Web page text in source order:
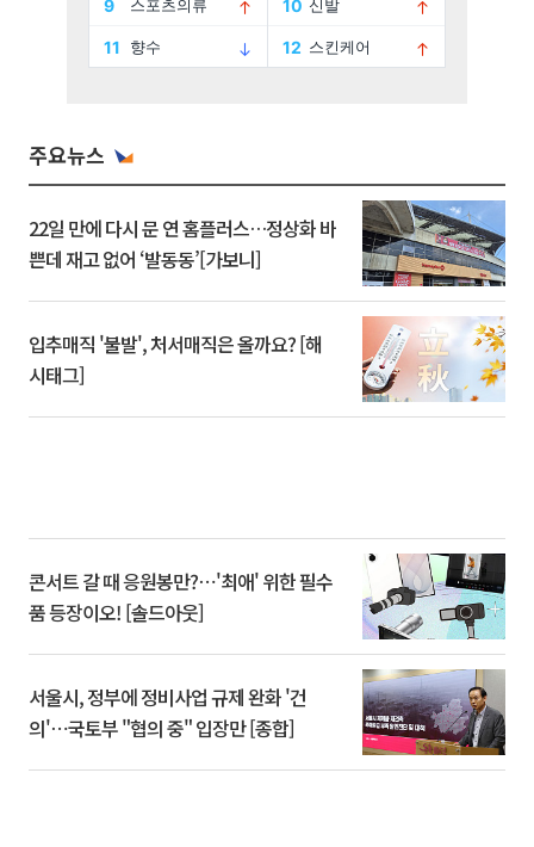
주요뉴스
22일 만에 다시 문 연 홈플러스…정상화 바
쁜데 재고 없어 ‘발동동’[가보니]
입추매직 '불발', 처서매직은 올까요? [해
시태그]
콘서트 갈 때 응원봉만?⋯'최애' 위한 필수
품 등장이오! [솔드아웃]
서울시, 정부에 정비사업 규제 완화 '건
의'⋯국토부 "협의 중" 입장만 [종합]